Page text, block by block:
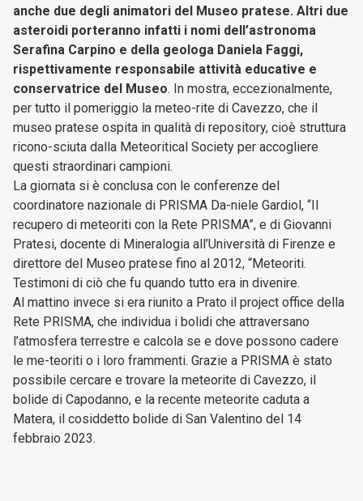
anche due degli animatori del Museo pratese. Altri due
asteroidi porteranno infatti i nomi dell’astronoma
Serafina Carpino e della geologa Daniela Faggi,
rispettivamente responsabile attività educative e
conservatrice del Museo. In mostra, eccezionalmente,
per tutto il pomeriggio la meteo-rite di Cavezzo, che il
museo pratese ospita in qualità di repository, cioè struttura
ricono-sciuta dalla Meteoritical Society per accogliere
questi straordinari campioni.
La giornata si è conclusa con le conferenze del
coordinatore nazionale di PRISMA Da-niele Gardiol, “Il
recupero di meteoriti con la Rete PRISMA”, e di Giovanni
Pratesi, docente di Mineralogia all’Università di Firenze e
direttore del Museo pratese fino al 2012, “Meteoriti.
Testimoni di ciò che fu quando tutto era in divenire.
Al mattino invece si era riunito a Prato il project office della
Rete PRISMA, che individua i bolidi che attraversano
l’atmosfera terrestre e calcola se e dove possono cadere
le me-teoriti o i loro frammenti. Grazie a PRISMA è stato
possibile cercare e trovare la meteorite di Cavezzo, il
bolide di Capodanno, e la recente meteorite caduta a
Matera, il cosiddetto bolide di San Valentino del 14
febbraio 2023.